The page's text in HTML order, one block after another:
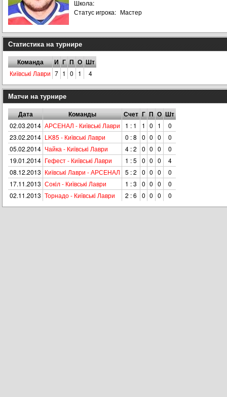
Школа:
Статус игрока: Мастер
Статистика на турнире
Команда И Г П О Шт
Київськi Лаври 7 1 0 1 4
Матчи на турнире
Дата Команды Счет Г П О Шт
02.03.2014 АРСЕНАЛ - Київськi Лаври 1 : 1 1 0 1
0
23.02.2014 LK85 - Київськi Лаври 0 : 8 0 0 0
0
05.02.2014 Чайка - Київськi Лаври 4 : 2 0 0 0
0
19.01.2014 Гефест - Київськi Лаври 1 : 5 0 0 0
4
08.12.2013 Київськi Лаври - АРСЕНАЛ 5 : 2 0 0 0
0
17.11.2013 Сокiл - Київськi Лаври 1 : 3 0 0 0
0
02.11.2013 Торнадо - Київськi Лаври 2 : 6 0 0 0 0